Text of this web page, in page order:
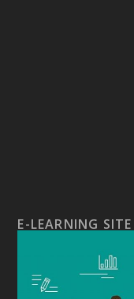
E-LEARNING SITE